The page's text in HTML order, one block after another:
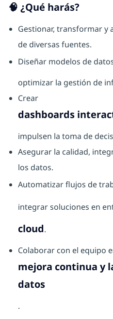
🧠 ¿Qué harás?
Gestionar, transformar y
de diversas fuentes.
Diseñar modelos de
optimizar la gestión de
Crear
dashboards
impulsen la toma de
Asegurar la calidad,
los datos.
Automatizar flujos de
integrar soluciones en
cloud.
Colaborar con el equipo
mejora continua y
datos
.